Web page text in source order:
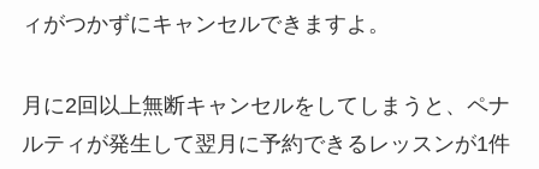
ィがつかずにキャンセルできますよ。
月に2回以上無断キャンセルをしてしまうと、ペナ
ルティが発生して翌月に予約できるレッスンが1件